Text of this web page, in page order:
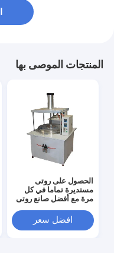
المنتجات الموصى بها
الحصول على روتى
مستديرة تماما في كل
مرة مع أفضل صانع روتى
افضل سعر